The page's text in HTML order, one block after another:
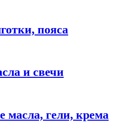
пояса
и свечи
гели, крема